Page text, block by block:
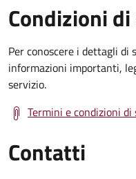
Condizioni
Per conoscere i dettagli di
informazioni importanti,
servizio.
Termini e condizioni di
Contatti